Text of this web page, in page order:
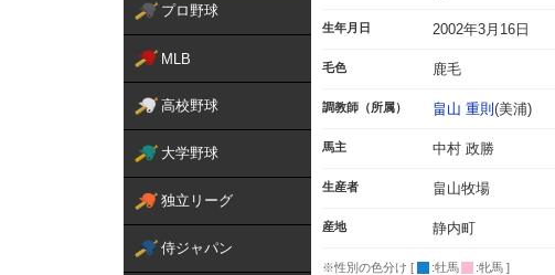
プロ野球
MLB
高校野球
大学野球
独立リーグ
侍ジャパン
生年月日 2002年3月16日
毛色 鹿毛
調教師（所属） 畠山 重則 (美浦)
馬主 中村 政勝
生産者 畠山牧場
産地 静内町
※性別の色分け [ :牡馬 :牝馬 ]